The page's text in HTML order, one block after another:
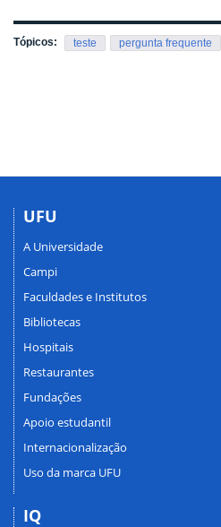
Tópicos: teste pergunta frequente
UFU
A Universidade
Campi
Faculdades e Institutos
Bibliotecas
Hospitais
Restaurantes
Fundações
Apoio estudantil
Internacionalização
Uso da marca UFU
IQ